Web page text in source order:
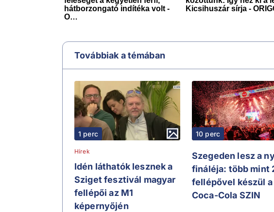
Továbbiak a témában
1 perc
Hírek
Idén láthatók lesznek a
Sziget fesztivál magyar
fellépői az M1
képernyőjén
10 perc
Szegeden lesz a
fináléja: több mint
fellépővel készül a
Coca-Cola SZIN